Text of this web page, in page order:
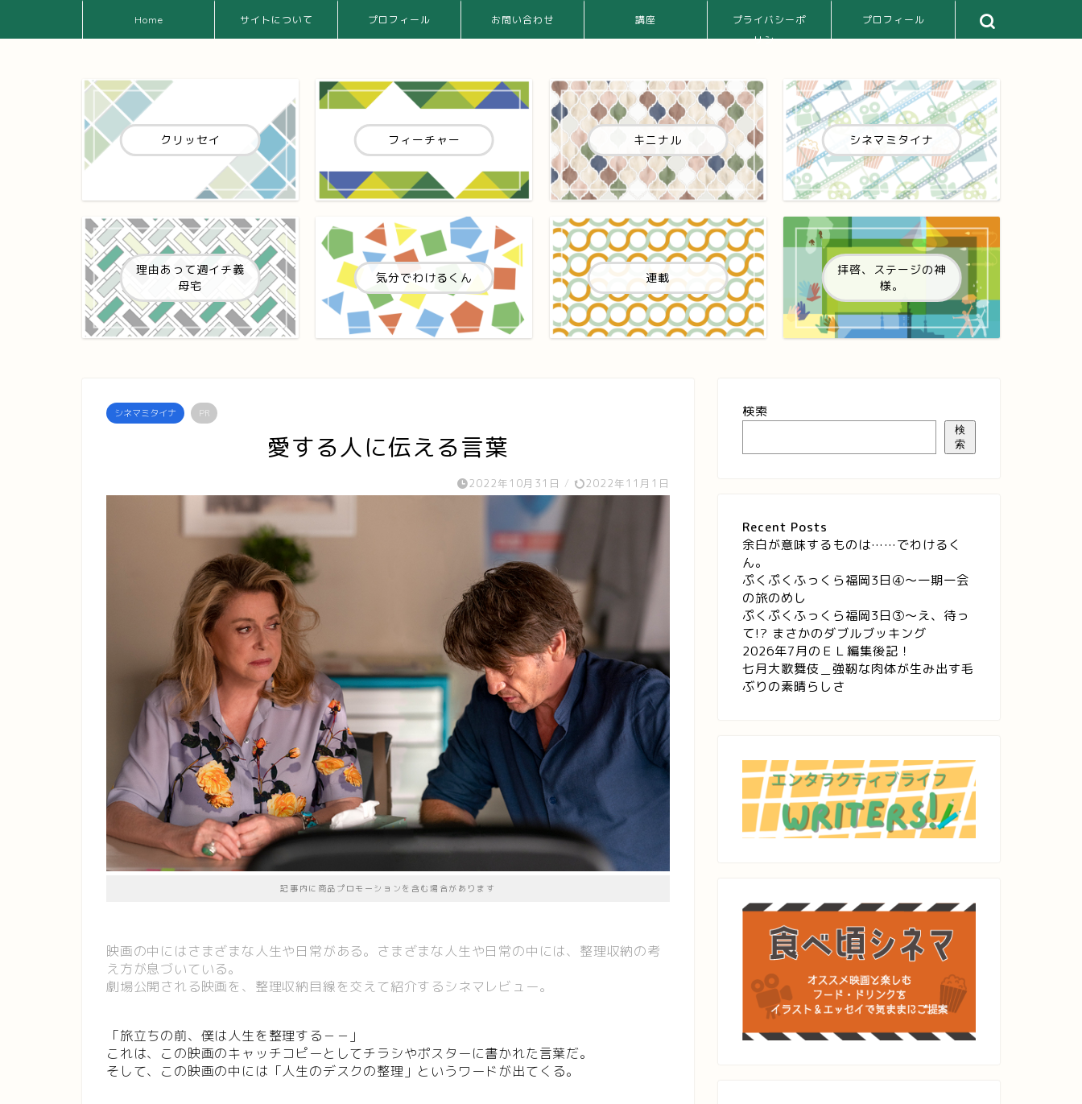
Home サイトについて プロフィール お問い合わせ 講座
プライバシーポ
リシー
プロフィール
クリッセイ フィーチャー キニナル シネマミタイナ
理由あって週イチ義
母宅
気分でわけるくん 連載
拝啓、ステージの神
様。
シネマミタイナ PR
愛する人に伝える言葉
2022年10月31日 / 2022年11月1日
記事内に商品プロモーションを含む場合があります
映画の中にはさまざまな人生や日常がある。さまざまな人生や日常の中には、整理収納の考
え方が息づいている。
劇場公開される映画を、整理収納目線を交えて紹介するシネマレビュー。
「旅立ちの前、僕は人生を整理する－－」
これは、この映画のキャッチコピーとしてチラシやポスターに書かれた言葉だ。
そして、この映画の中には「人生のデスクの整理」というワードが出てくる。
検索
検
索
Recent Posts
余白が意味するものは……でわけるく
ん。
ぷくぷくふっくら福岡3日④～一期一会
の旅のめし
ぷくぷくふっくら福岡3日③～え、待っ
て!? まさかのダブルブッキング
2026年7月のＥＬ編集後記！
七月大歌舞伎＿強靭な肉体が生み出す毛
ぶりの素晴らしさ